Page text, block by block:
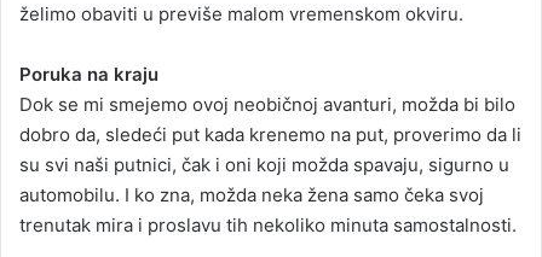
želimo obaviti u previše malom vremenskom okviru.
Poruka na kraju
Dok se mi smejemo ovoj neobičnoj avanturi, možda bi bilo
dobro da, sledeći put kada krenemo na put, proverimo da li
su svi naši putnici, čak i oni koji možda spavaju, sigurno u
automobilu. I ko zna, možda neka žena samo čeka svoj
trenutak mira i proslavu tih nekoliko minuta samostalnosti.